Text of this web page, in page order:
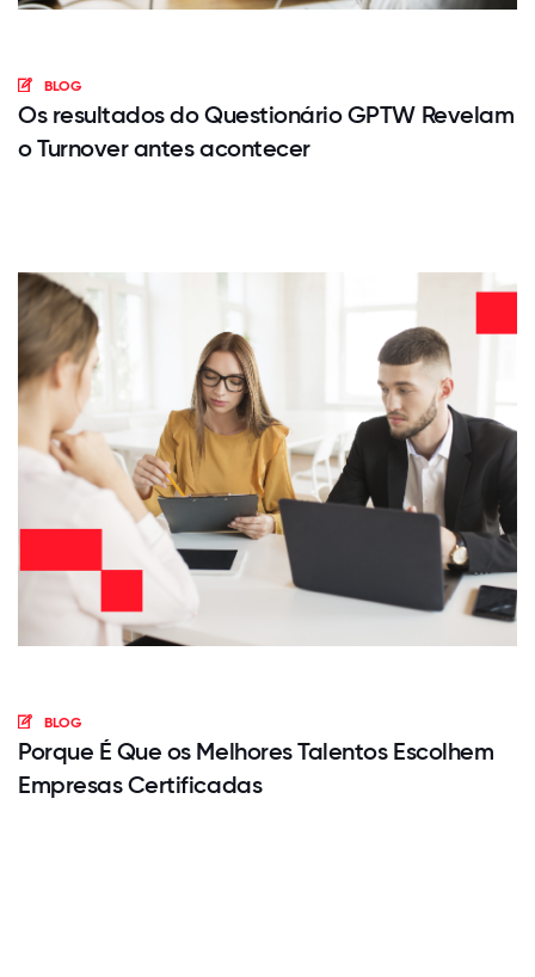
BLOG
Os resultados do Questionário GPTW Revelam
o Turnover antes acontecer
BLOG
Porque É Que os Melhores Talentos Escolhem
Empresas Certificadas